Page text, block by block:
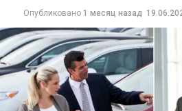
Опубликовано 1 месяц назад